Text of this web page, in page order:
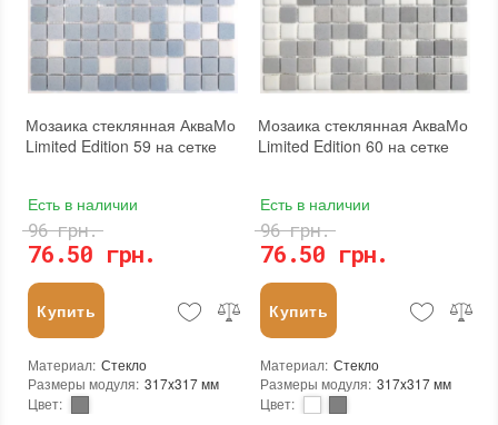
Толщина чипа: 4 мм
Площадь модуля: 0,1 м²
Страна производителя: Украина
Бренд: AquaMo
Тип поверхности: Матовая
Цвет производителя: Коричневый, Светло-коричневый
Толщина чипа: 4 мм
Площадь модуля: 0,1 м²
Страна производителя: Украина
Бренд
AquaMo
Тип поверхности: Матовая
Цвет производителя: Серый, Светло-серый, Серо-бежевый
Мозаика стеклянная АкваМо
Limited Edition 59 на сетке
Есть в наличии
76.50 грн.
96 грн.
Купить
Материал: Стекло
Размеры модуля: 317x317 мм
Цвет:
Мозаика стеклянная АкваМо
Limited Edition 60 на сетке
Есть в наличии
76.50 грн.
96 грн.
Купить
Материал: Стекло
Размеры модуля: 317x317 мм
Цвет: